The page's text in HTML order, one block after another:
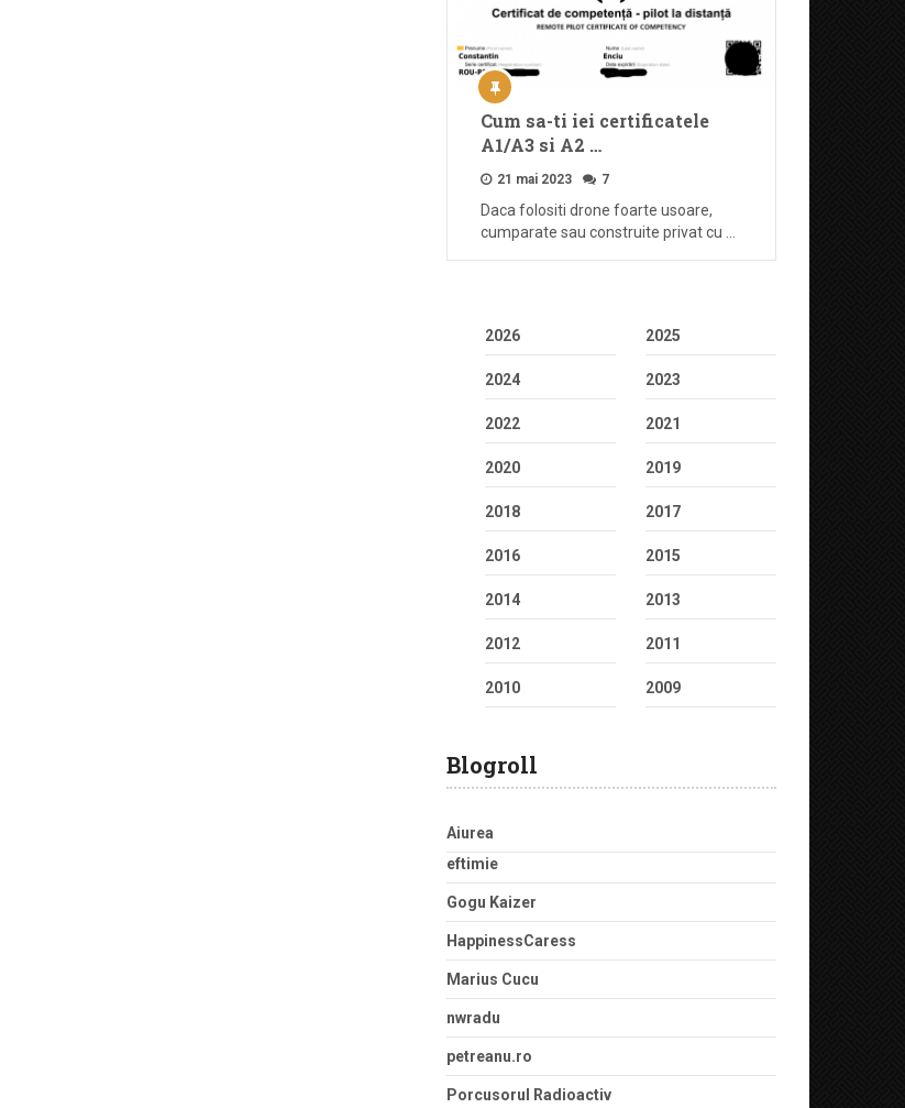
Cum sa-ti iei certificatele
A1/A3 si A2 …
21 mai 2023 7
Daca folositi drone foarte usoare,
cumparate sau construite privat cu …
2026 2025
2024 2023
2022 2021
2020 2019
2018 2017
2016 2015
2014 2013
2012 2011
2010 2009
Blogroll
Aiurea
eftimie
Gogu Kaizer
HappinessCaress
Marius Cucu
nwradu
petreanu.ro
Porcusorul Radioactiv